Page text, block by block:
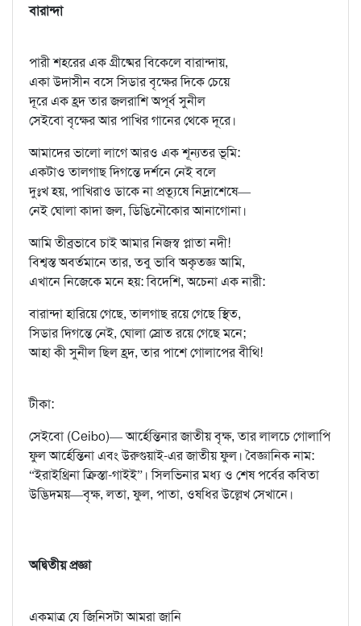
বারান্দা
পারী শহরের এক গ্রীষ্মের বিকেলে বারান্দায়,
একা উদাসীন বসে সিডার বৃক্ষের দিকে চেয়ে
দূরে এক হ্রদ তার জলরাশি অপূর্ব সুনীল
সেইবো বৃক্ষের আর পাখির গানের থেকে দূরে।
আমাদের ভালো লাগে আরও এক শূন্যতর ভূমি:
একটাও তালগাছ দিগন্তে দর্শনে নেই বলে
দুঃখ হয়, পাখিরাও ডাকে না প্রত্যূষে নিদ্রাশেষে—
নেই ঘোলা কাদা জল, ডিঙিনৌকোর আনাগোনা।
আমি তীব্রভাবে চাই আমার নিজস্ব প্লাতা নদী!
বিশ্বস্ত অবর্তমানে তার, তবু ভাবি অকৃতজ্ঞ আমি,
এখানে নিজেকে মনে হয়: বিদেশি, অচেনা এক নারী:
বারান্দা হারিয়ে গেছে, তালগাছ রয়ে গেছে স্থিত,
সিডার দিগন্তে নেই, ঘোলা স্রোত রয়ে গেছে মনে;
আহা কী সুনীল ছিল হ্রদ, তার পাশে গোলাপের বীথি!
টীকা:
সেইবো (Ceibo)— আর্হেন্তিনার জাতীয় বৃক্ষ, তার লালচে গোলাপি
ফুল আর্হেন্তিনা এবং উরুগুয়াই-এর জাতীয় ফুল। বৈজ্ঞানিক নাম:
“ইরাইথ্রিনা ক্রিস্তা-গাইই”। সিলভিনার মধ্য ও শেষ পর্বের কবিতা
উদ্ভিদময়—বৃক্ষ, লতা, ফুল, পাতা, ওষধির উল্লেখ সেখানে।
অদ্বিতীয় প্রজ্ঞা
একমাত্র যে জিনিসটা আমরা জানি